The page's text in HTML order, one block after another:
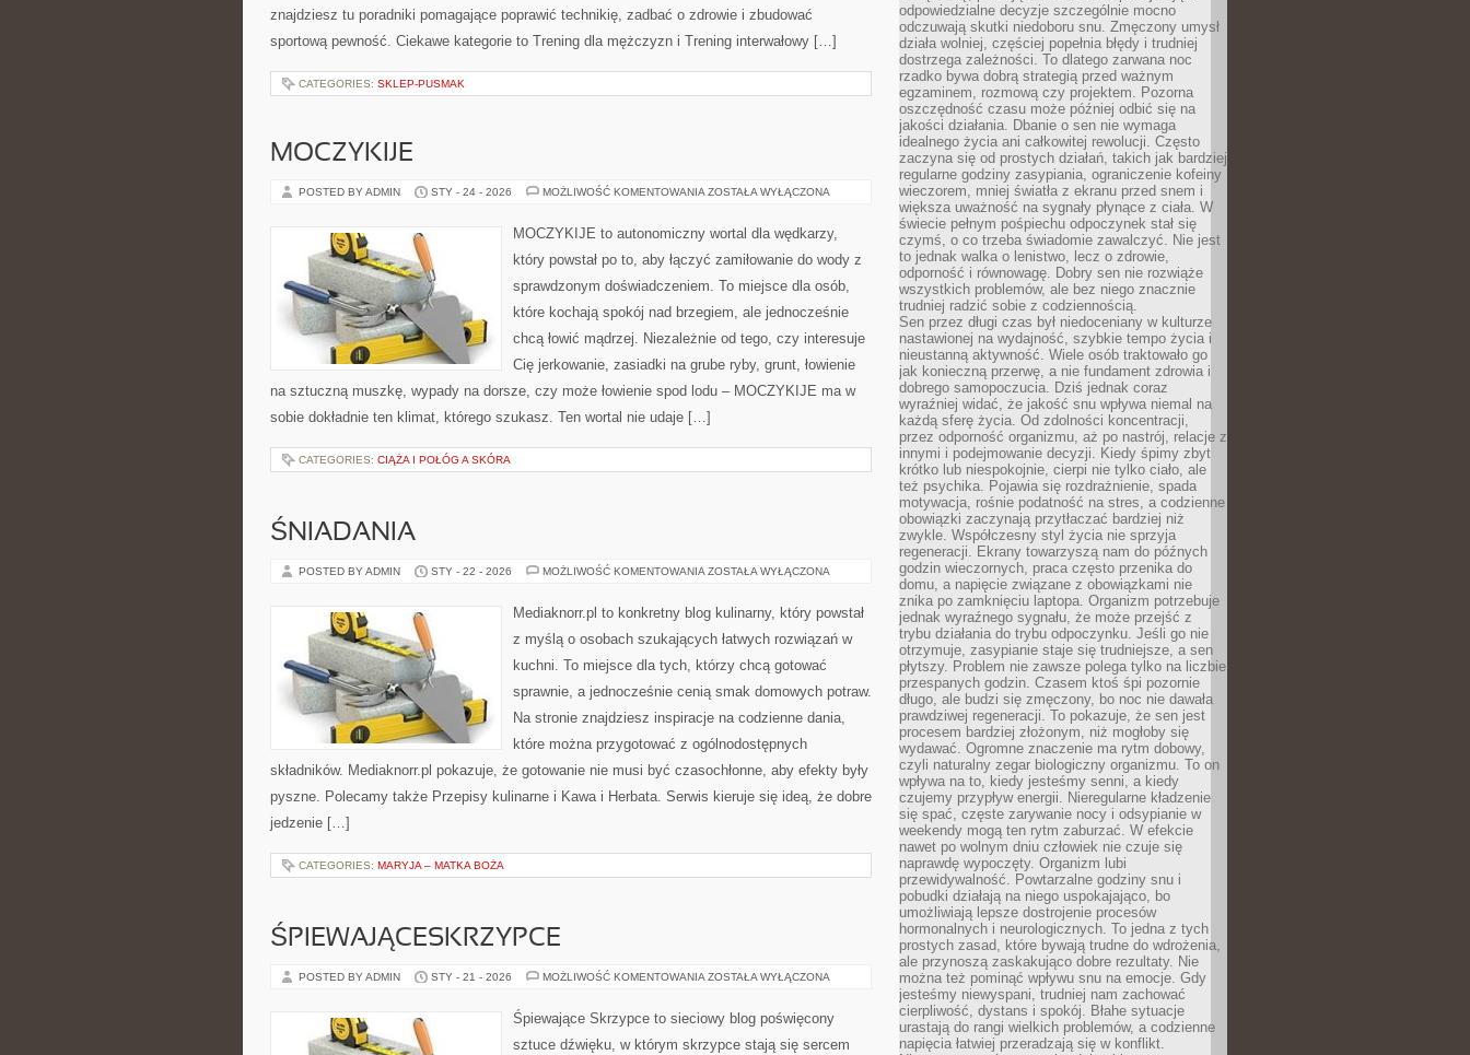
znajdziesz tu poradniki pomagające poprawić technikię, zadbać o zdrowie i zbudować
sportową pewność. Ciekawe kategorie to Trening dla mężczyzn i Trening interwałowy […]
CATEGORIES: SKLEP-PUSMAK
MOCZYKIJE
POSTED BY ADMIN STY - 24 - 2026 MOŻLIWOŚĆ KOMENTOWANIA MOCZYKIJE
ZOSTAŁA WYŁĄCZONA
MOCZYKIJE to autonomiczny wortal dla wędkarzy,
który powstał po to, aby łączyć zamiłowanie do wody z
sprawdzonym doświadczeniem. To miejsce dla osób,
które kochają spokój nad brzegiem, ale jednocześnie
chcą łowić mądrzej. Niezależnie od tego, czy interesuje
Cię jerkowanie, zasiadki na grube ryby, grunt, łowienie
na sztuczną muszkę, wypady na dorsze, czy może łowienie spod lodu – MOCZYKIJE ma w
sobie dokładnie ten klimat, którego szukasz. Ten wortal nie udaje […]
CATEGORIES: CIĄŻA I POŁÓG A SKÓRA
ŚNIADANIA
POSTED BY ADMIN STY - 22 - 2026 MOŻLIWOŚĆ KOMENTOWANIA ŚNIADANIA
ZOSTAŁA WYŁĄCZONA
Mediaknorr.pl to konkretny blog kulinarny, który powstał
z myślą o osobach szukających łatwych rozwiązań w
kuchni. To miejsce dla tych, którzy chcą gotować
sprawnie, a jednocześnie cenią smak domowych potraw.
Na stronie znajdziesz inspiracje na codzienne dania,
które można przygotować z ogólnodostępnych
składników. Mediaknorr.pl pokazuje, że gotowanie nie musi być czasochłonne, aby efekty były
pyszne. Polecamy także Przepisy kulinarne i Kawa i Herbata. Serwis kieruje się ideą, że dobre
jedzenie […]
CATEGORIES: MARYJA – MATKA BOŻA
ŚPIEWAJĄCESKRZYPCE
POSTED BY ADMIN STY - 21 - 2026 MOŻLIWOŚĆ KOMENTOWANIA ŚPIEWAJĄCESKRZYPCE
ZOSTAŁA WYŁĄCZONA
Śpiewające Skrzypce to sieciowy blog poświęcony
sztuce dźwięku, w którym skrzypce stają się sercem
odpowiedzialne decyzje szczególnie mocno
odczuwają skutki niedoboru snu. Zmęczony umysł
działa wolniej, częściej popełnia błędy i trudniej
dostrzega zależności. To dlatego zarwana noc
rzadko bywa dobrą strategią przed ważnym
egzaminem, rozmową czy projektem. Pozorna
oszczędność czasu może później odbić się na
jakości działania. Dbanie o sen nie wymaga
idealnego życia ani całkowitej rewolucji. Często
zaczyna się od prostych działań, takich jak bardziej
regularne godziny zasypiania, ograniczenie kofeiny
wieczorem, mniej światła z ekranu przed snem i
większa uważność na sygnały płynące z ciała. W
świecie pełnym pośpiechu odpoczynek stał się
czymś, o co trzeba świadomie zawalczyć. Nie jest
to jednak walka o lenistwo, lecz o zdrowie,
odporność i równowagę. Dobry sen nie rozwiąże
wszystkich problemów, ale bez niego znacznie
trudniej radzić sobie z codziennością.
Sen przez długi czas był niedoceniany w kulturze
nastawionej na wydajność, szybkie tempo życia i
nieustanną aktywność. Wiele osób traktowało go
jak konieczną przerwę, a nie fundament zdrowia i
dobrego samopoczucia. Dziś jednak coraz
wyraźniej widać, że jakość snu wpływa niemal na
każdą sferę życia. Od zdolności koncentracji,
przez odporność organizmu, aż po nastrój, relacje z
innymi i podejmowanie decyzji. Kiedy śpimy zbyt
krótko lub niespokojnie, cierpi nie tylko ciało, ale
też psychika. Pojawia się rozdrażnienie, spada
motywacja, rośnie podatność na stres, a codzienne
obowiązki zaczynają przytłaczać bardziej niż
zwykle. Współczesny styl życia nie sprzyja
regeneracji. Ekrany towarzyszą nam do późnych
godzin wieczornych, praca często przenika do
domu, a napięcie związane z obowiązkami nie
znika po zamknięciu laptopa. Organizm potrzebuje
jednak wyraźnego sygnału, że może przejść z
trybu działania do trybu odpoczynku. Jeśli go nie
otrzymuje, zasypianie staje się trudniejsze, a sen
płytszy. Problem nie zawsze polega tylko na liczbie
przespanych godzin. Czasem ktoś śpi pozornie
długo, ale budzi się zmęczony, bo noc nie dawała
prawdziwej regeneracji. To pokazuje, że sen jest
procesem bardziej złożonym, niż mogłoby się
wydawać. Ogromne znaczenie ma rytm dobowy,
czyli naturalny zegar biologiczny organizmu. To on
wpływa na to, kiedy jesteśmy senni, a kiedy
czujemy przypływ energii. Nieregularne kładzenie
się spać, częste zarywanie nocy i odsypianie w
weekendy mogą ten rytm zaburzać. W efekcie
nawet po wolnym dniu człowiek nie czuje się
naprawdę wypoczęty. Organizm lubi
przewidywalność. Powtarzalne godziny snu i
pobudki działają na niego uspokajająco, bo
umożliwiają lepsze dostrojenie procesów
hormonalnych i neurologicznych. To jedna z tych
prostych zasad, które bywają trudne do wdrożenia,
ale przynoszą zaskakująco dobre rezultaty. Nie
można też pominąć wpływu snu na emocje. Gdy
jesteśmy niewyspani, trudniej nam zachować
cierpliwość, dystans i spokój. Błahe sytuacje
urastają do rangi wielkich problemów, a codzienne
napięcia łatwiej przeradzają się w konflikt.